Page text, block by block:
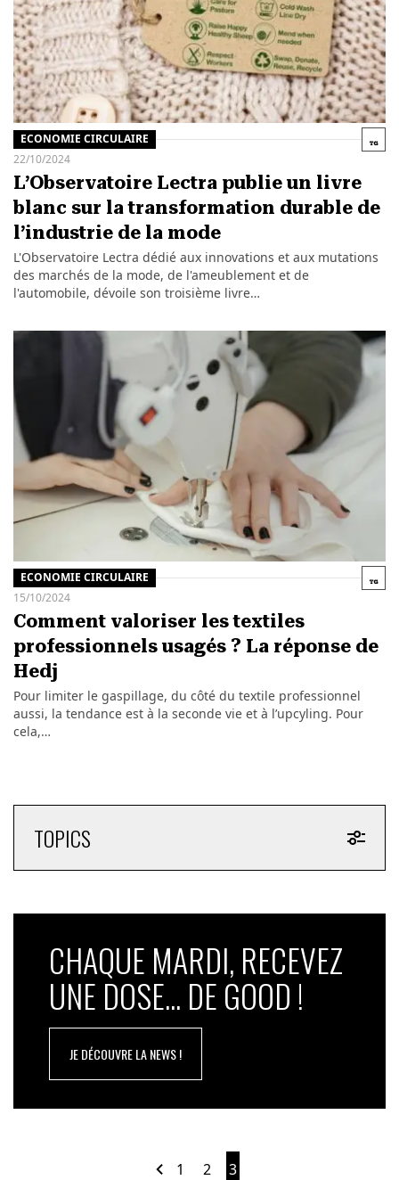
ECONOMIE CIRCULAIRE
22/10/2024
L’Observatoire Lectra publie un livre
blanc sur la transformation durable de
l’industrie de la mode
L'Observatoire Lectra dédié aux innovations et aux mutations
des marchés de la mode, de l'ameublement et de
l'automobile, dévoile son troisième livre…
ECONOMIE CIRCULAIRE
15/10/2024
Comment valoriser les textiles
professionnels usagés ? La réponse de
Hedj
Pour limiter le gaspillage, du côté du textile professionnel
aussi, la tendance est à la seconde vie et à l’upcyling. Pour
cela,…
TOPICS
CHAQUE MARDI, RECEVEZ
UNE DOSE... DE GOOD !
JE DÉCOUVRE LA NEWS !
1 2 3